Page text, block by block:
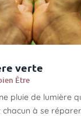
verte
Être
pluie de lumière
à se réparer.